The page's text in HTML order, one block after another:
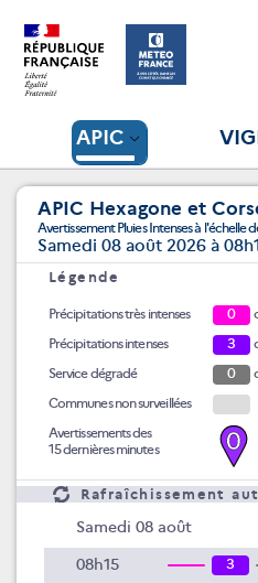
APIC
APIC Hexagone et
Avertissement Pluies Intenses à l'échelle
Samedi 08 août 2026 à
Légende
Précipitations très intenses 0
Précipitations intenses
3
Service dégradé
0
Communes non surveillées
Avertissements des
15 dernières minutes
0
Rafraîchissement
Samedi 08 août
08h15 3